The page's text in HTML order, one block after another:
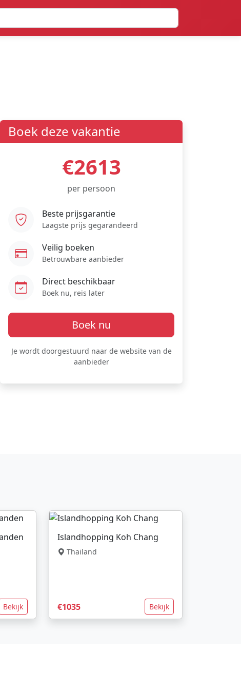
Boek deze vakantie
€2613
per persoon
Beste prijsgarantie
Laagste prijs gegarandeerd
Veilig boeken
Betrouwbare aanbieder
Direct beschikbaar
Boek nu, reis later
Boek nu
Je wordt doorgestuurd naar de website van de
aanbieder
Bekijk
Islandhopping Koh Chang
Thailand
€1035 Bekijk